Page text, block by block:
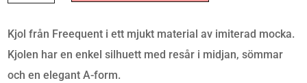
DUVA
THRUSH
MÄNGD
Kjol från Freequent i ett mjukt material av imiterad mocka.
Kjolen har en enkel silhuett med resår i midjan, sömmar
och en elegant A-form.